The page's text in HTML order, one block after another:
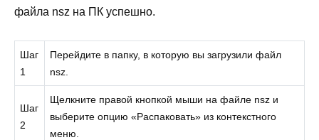
файла nsz на ПК успешно.
Шаг
1
Перейдите в папку, в которую вы загрузили файл
nsz.
Шаг
2
Щелкните правой кнопкой мыши на файле nsz и
выберите опцию «Распаковать» из контекстного
меню.